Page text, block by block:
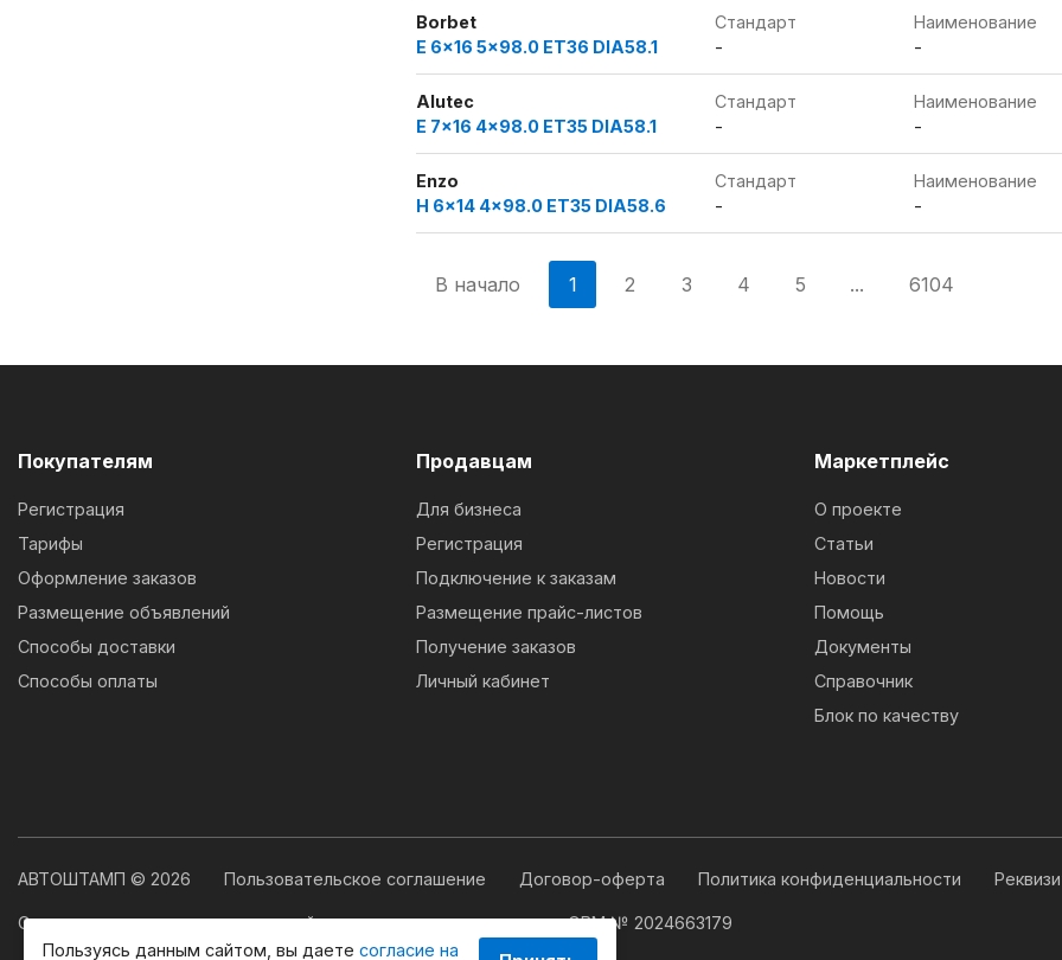
Borbet
E 6x16 5x98.0 ET36 DIA58.1
Стандарт
-
Наименование
-
Alutec
E 7x16 4x98.0 ET35 DIA58.1
Стандарт
-
Наименование
-
Enzo
H 6x14 4x98.0 ET35 DIA58.6
Стандарт
-
Наименование
-
В начало 1 2 3 4 5 ... 6104
Пользуясь данным сайтом, вы даете согласие на
Покупателям
Регистрация
Тарифы
Оформление заказов
Размещение объявлений
Способы доставки
Способы оплаты
Продавцам
Для бизнеса
Регистрация
Подключение к заказам
Размещение прайс-листов
Получение заказов
Личный кабинет
Маркетплейс
О проекте
Статьи
Новости
Помощь
Документы
Справочник
Блок по качеству
АВТОШТАМП © 2026 Пользовательское соглашение Договор-оферта Политика конфиденциальности
Свидетельство о государственной регистрации программы для ЭВМ № 2024663179